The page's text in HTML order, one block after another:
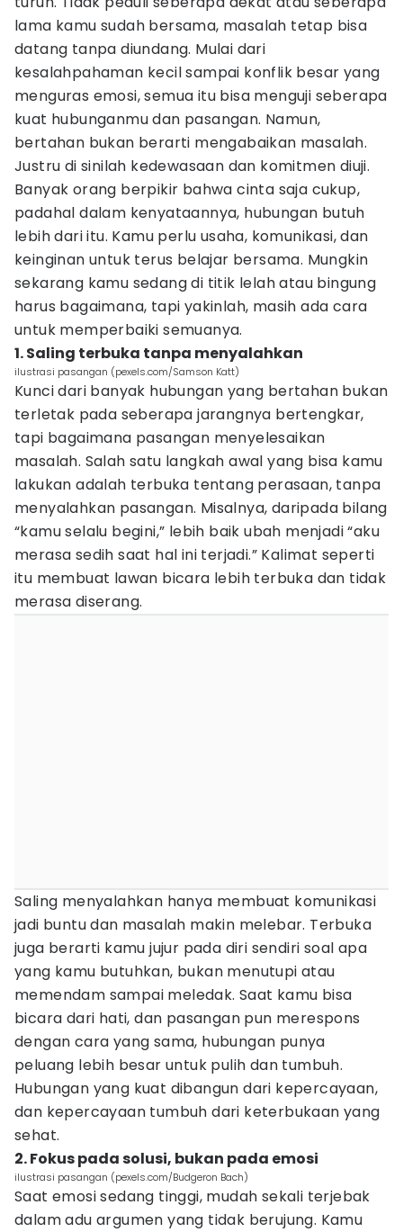
lama kamu sudah bersama, masalah tetap bisa
datang tanpa diundang. Mulai dari
kesalahpahaman kecil sampai konflik besar yang
menguras emosi, semua itu bisa menguji seberapa
kuat hubunganmu dan pasangan. Namun,
bertahan bukan berarti mengabaikan masalah.
Justru di sinilah kedewasaan dan komitmen diuji.
Banyak orang berpikir bahwa cinta saja cukup,
padahal dalam kenyataannya, hubungan butuh
lebih dari itu. Kamu perlu usaha, komunikasi, dan
keinginan untuk terus belajar bersama. Mungkin
sekarang kamu sedang di titik lelah atau bingung
harus bagaimana, tapi yakinlah, masih ada cara
untuk memperbaiki semuanya.
1. Saling terbuka tanpa menyalahkan
ilustrasi pasangan (pexels.com/Samson Katt)
Kunci dari banyak hubungan yang bertahan bukan
terletak pada seberapa jarangnya bertengkar,
tapi bagaimana pasangan menyelesaikan
masalah. Salah satu langkah awal yang bisa kamu
lakukan adalah terbuka tentang perasaan, tanpa
menyalahkan pasangan. Misalnya, daripada bilang
“kamu selalu begini,” lebih baik ubah menjadi “aku
merasa sedih saat hal ini terjadi.” Kalimat seperti
itu membuat lawan bicara lebih terbuka dan tidak
merasa diserang.
Saling menyalahkan hanya membuat komunikasi
jadi buntu dan masalah makin melebar. Terbuka
juga berarti kamu jujur pada diri sendiri soal apa
yang kamu butuhkan, bukan menutupi atau
memendam sampai meledak. Saat kamu bisa
bicara dari hati, dan pasangan pun merespons
dengan cara yang sama, hubungan punya
peluang lebih besar untuk pulih dan tumbuh.
Hubungan yang kuat dibangun dari kepercayaan,
dan kepercayaan tumbuh dari keterbukaan yang
sehat.
2. Fokus pada solusi, bukan pada emosi
ilustrasi pasangan (pexels.com/Budgeron Bach)
Saat emosi sedang tinggi, mudah sekali terjebak
dalam adu argumen yang tidak berujung. Kamu